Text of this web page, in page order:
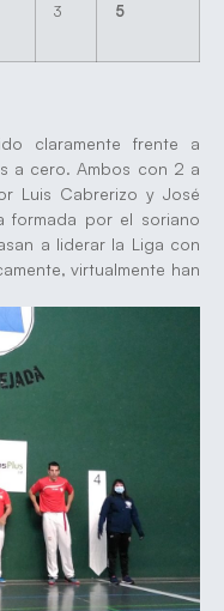
3 5
claramente frente a
a cero. Ambos con 2 a
Luis Cabrerizo y José
formada por el soriano
a liderar la Liga con
virtualmente han